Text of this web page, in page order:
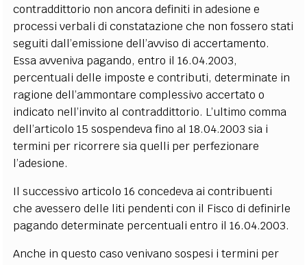
contraddittorio non ancora definiti in adesione e
processi verbali di constatazione che non fossero stati
seguiti dall’emissione dell’avviso di accertamento.
Essa avveniva pagando, entro il 16.04.2003,
percentuali delle imposte e contributi, determinate in
ragione dell’ammontare complessivo accertato o
indicato nell’invito al contraddittorio. L’ultimo comma
dell’articolo 15 sospendeva fino al 18.04.2003 sia i
termini per ricorrere sia quelli per perfezionare
l’adesione.
Il successivo articolo 16 concedeva ai contribuenti
che avessero delle liti pendenti con il Fisco di definirle
pagando determinate percentuali entro il 16.04.2003.
Anche in questo caso venivano sospesi i termini per